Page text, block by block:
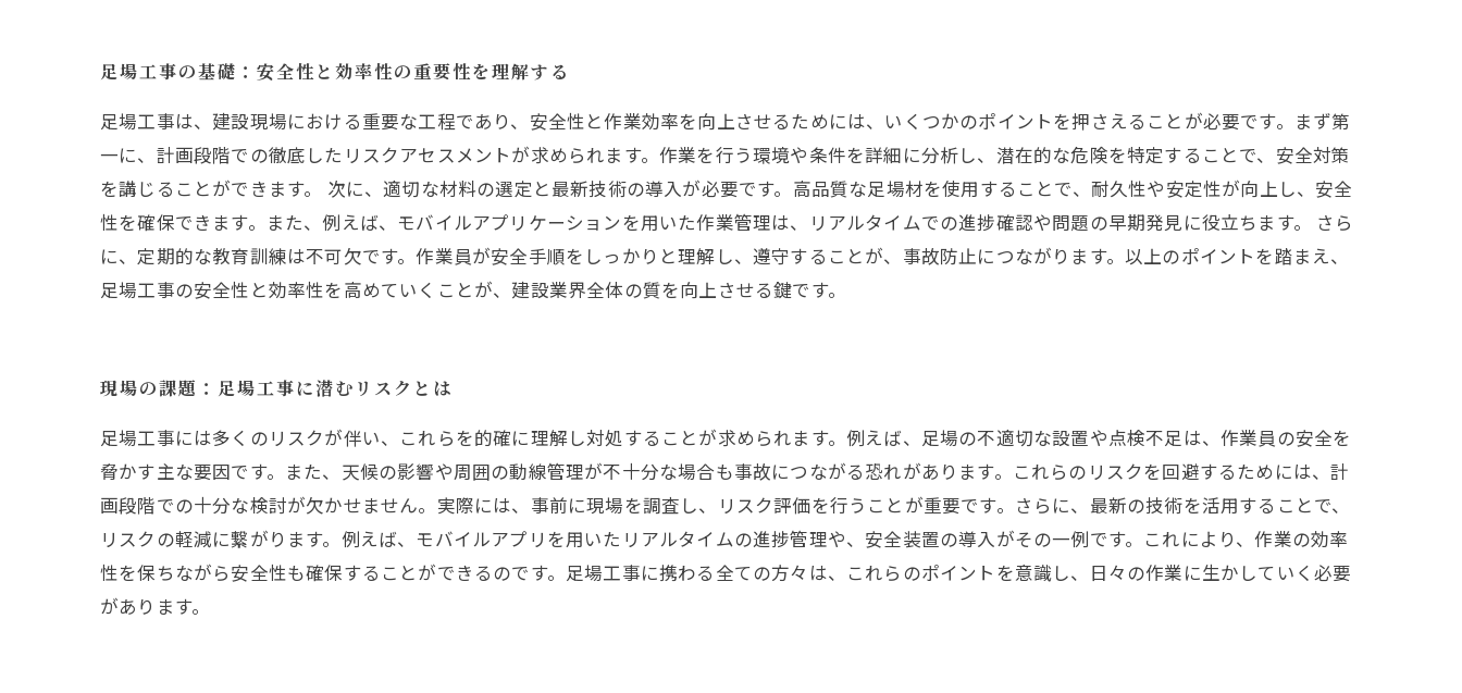
足場工事の基礎：安全性と効率性の重要性を理解する
足場工事は、建設現場における重要な工程であり、安全性と作業効率を向上させるためには、いくつかのポイントを押さえることが必要です。まず第
一に、計画段階での徹底したリスクアセスメントが求められます。作業を行う環境や条件を詳細に分析し、潜在的な危険を特定することで、安全対策
を講じることができます。 次に、適切な材料の選定と最新技術の導入が必要です。高品質な足場材を使用することで、耐久性や安定性が向上し、安全
性を確保できます。また、例えば、モバイルアプリケーションを用いた作業管理は、リアルタイムでの進捗確認や問題の早期発見に役立ちます。 さら
に、定期的な教育訓練は不可欠です。作業員が安全手順をしっかりと理解し、遵守することが、事故防止につながります。以上のポイントを踏まえ、
足場工事の安全性と効率性を高めていくことが、建設業界全体の質を向上させる鍵です。
現場の課題：足場工事に潜むリスクとは
足場工事には多くのリスクが伴い、これらを的確に理解し対処することが求められます。例えば、足場の不適切な設置や点検不足は、作業員の安全を
脅かす主な要因です。また、天候の影響や周囲の動線管理が不十分な場合も事故につながる恐れがあります。これらのリスクを回避するためには、計
画段階での十分な検討が欠かせません。実際には、事前に現場を調査し、リスク評価を行うことが重要です。さらに、最新の技術を活用することで、
リスクの軽減に繋がります。例えば、モバイルアプリを用いたリアルタイムの進捗管理や、安全装置の導入がその一例です。これにより、作業の効率
性を保ちながら安全性も確保することができるのです。足場工事に携わる全ての方々は、これらのポイントを意識し、日々の作業に生かしていく必要
があります。